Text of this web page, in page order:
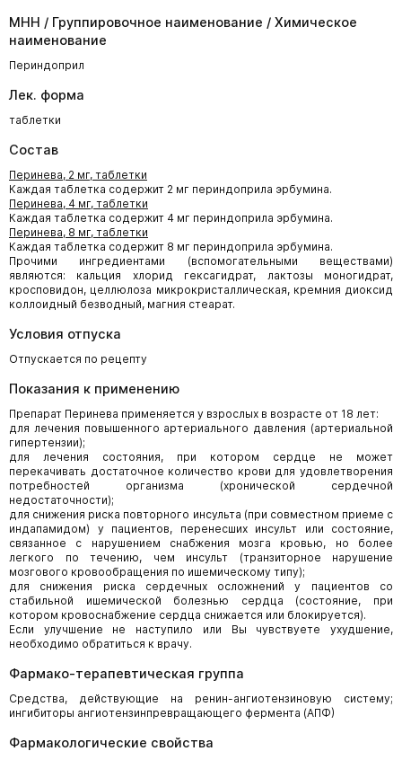
МНН / Группировочное наименование / Химическое
наименование
Периндоприл
Лек. форма
таблетки
Состав
Перинева, 2 мг, таблетки
Каждая таблетка содержит 2 мг периндоприла эрбумина.
Перинева, 4 мг, таблетки
Каждая таблетка содержит 4 мг периндоприла эрбумина.
Перинева, 8 мг, таблетки
Каждая таблетка содержит 8 мг периндоприла эрбумина.
Прочими ингредиентами (вспомогательными веществами)
являются: кальция хлорид гексагидрат, лактозы моногидрат,
кросповидон, целлюлоза микрокристаллическая, кремния диоксид
коллоидный безводный, магния стеарат.
Условия отпуска
Отпускается по рецепту
Показания к применению
Препарат Перинева применяется у взрослых в возрасте от 18 лет:
для лечения повышенного артериального давления (артериальной
гипертензии);
для лечения состояния, при котором сердце не может
перекачивать достаточное количество крови для удовлетворения
потребностей организма (хронической сердечной
недостаточности);
для снижения риска повторного инсульта (при совместном приеме с
индапамидом) у пациентов, перенесших инсульт или состояние,
связанное с нарушением снабжения мозга кровью, но более
легкого по течению, чем инсульт (транзиторное нарушение
мозгового кровообращения по ишемическому типу);
для снижения риска сердечных осложнений у пациентов со
стабильной ишемической болезнью сердца (состояние, при
котором кровоснабжение сердца снижается или блокируется).
Если улучшение не наступило или Вы чувствуете ухудшение,
необходимо обратиться к врачу.
Фармако-терапевтическая группа
Средства, действующие на ренин-ангиотензиновую систему;
ингибиторы ангиотензинпревращающего фермента (АПФ)
Фармакологические свойства